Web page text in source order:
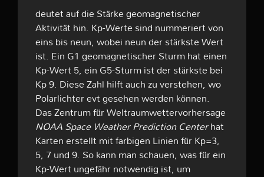
deutet auf die Stärke geomagnetischer
Aktivität hin. Kp-Werte sind nummeriert von
eins bis neun, wobei neun der stärkste Wert
ist. Ein G1 geomagnetischer Sturm hat einen
Kp-Wert 5, ein G5-Sturm ist der stärkste bei
Kp 9. Diese Zahl hilft auch zu verstehen, wo
Polarlichter evt gesehen werden können.
Das Zentrum für Weltraumwettervorhersage
NOAA Space Weather Prediction Centerhat
Karten erstellt mit farbigen Linien für Kp=3,
5, 7 und 9. So kann man schauen, was für ein
Kp-Wert ungefähr notwendig ist, um